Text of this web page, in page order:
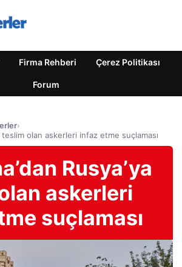
Firma Rehberi Çerez Politikası
Forum
›
teslim olan askerleri infaz etme suçlaması
Rusya’ya
askerleri
suçlaması